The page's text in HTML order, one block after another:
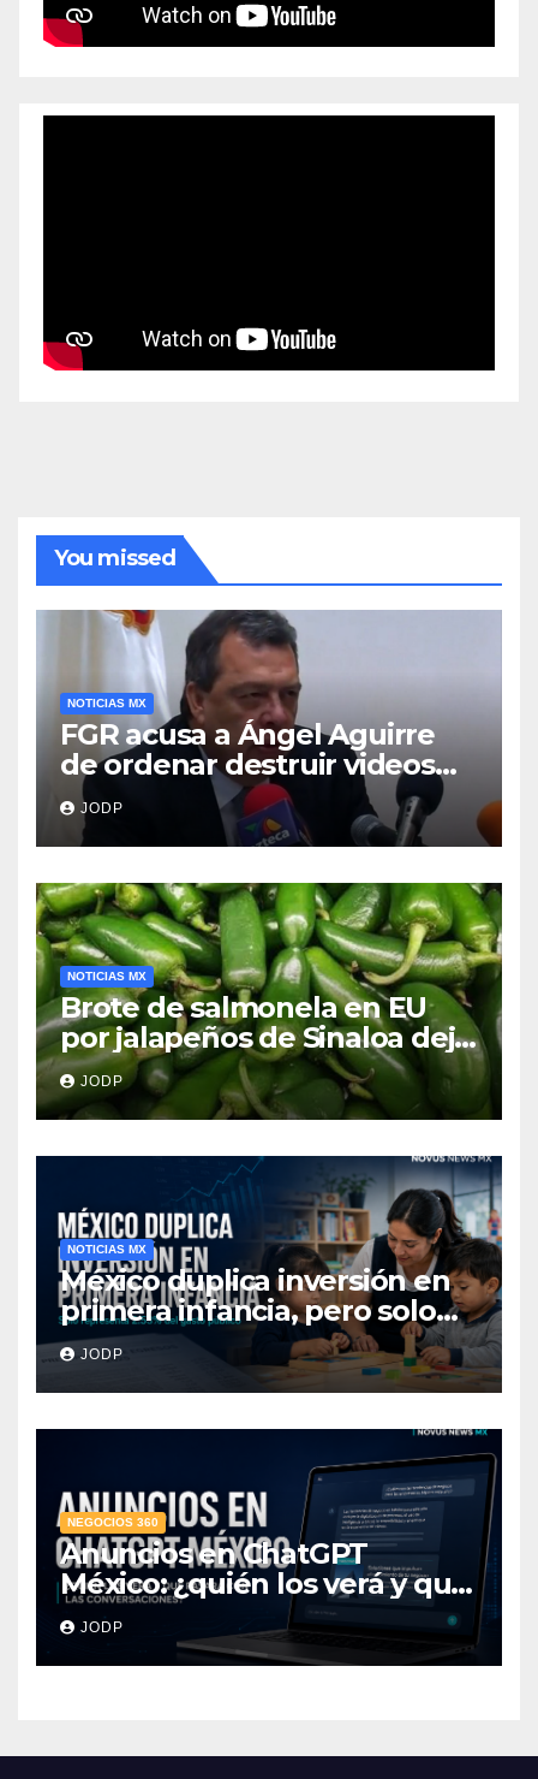
You missed
NOTICIAS MX
FGR acusa a Ángel Aguirre
de ordenar destruir videos
clave del caso Ayotzinapa
JODP
NOTICIAS MX
Brote de salmonela en EU
por jalapeños de Sinaloa deja
345 enfermos y 36
hospitalizados
JODP
NOTICIAS MX
México duplica inversión en
primera infancia, pero solo
destina 2.53% del gasto
público
JODP
NEGOCIOS 360
Anuncios en ChatGPT
México: ¿quién los verá y qué
pasará con las
conversaciones?
JODP